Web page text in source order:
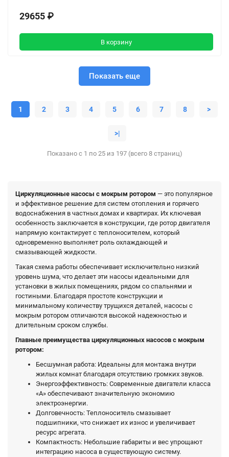
29655 ₽
В корзину
Показать еще
1 2 3 4 5 6 7 8 >
>|
Показано с 1 по 25 из 197 (всего 8 страниц)
Циркуляционные насосы с мокрым ротором — это популярное
и эффективное решение для систем отопления и горячего
водоснабжения в частных домах и квартирах. Их ключевая
особенность заключается в конструкции, где ротор двигателя
напрямую контактирует с теплоносителем, который
одновременно выполняет роль охлаждающей и
смазывающей жидкости.
Такая схема работы обеспечивает исключительно низкий
уровень шума, что делает эти насосы идеальными для
установки в жилых помещениях, рядом со спальнями и
гостиными. Благодаря простоте конструкции и
минимальному количеству трущихся деталей, насосы с
мокрым ротором отличаются высокой надежностью и
длительным сроком службы.
Главные преимущества циркуляционных насосов с мокрым
ротором:
Бесшумная работа: Идеальны для монтажа внутри
жилых комнат благодаря отсутствию громких звуков.
Энергоэффективность: Современные двигатели класса
«А» обеспечивают значительную экономию
электроэнергии.
Долговечность: Теплоноситель смазывает
подшипники, что снижает их износ и увеличивает
ресурс агрегата.
Компактность: Небольшие габариты и вес упрощают
интеграцию насоса в существующую систему.